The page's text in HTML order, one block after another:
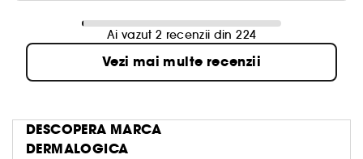
Ai vazut 2 recenzii din 224
Vezi mai multe recenzii
DESCOPERA MARCA
DERMALOGICA